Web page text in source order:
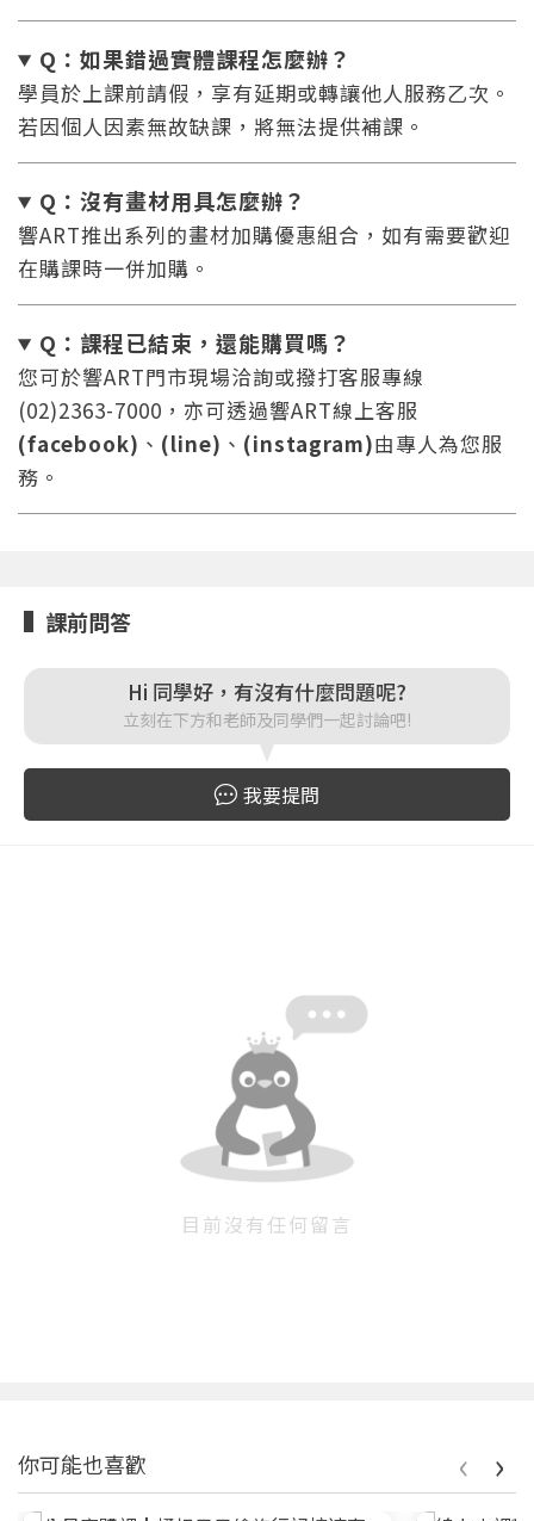
登入
忘記密碼 註冊
您將收到一封Email，請依照信件中的指示重新登
入。
系統偵測到您的帳號重複登入，
點擊下方「確定」將前一位使用者強制登出。
確定
Q：如果錯過實體課程怎麼辦？
學員於上課前請假，享有延期或轉讓他人服務乙次。
若因個人因素無故缺課，將無法提供補課。
Q：沒有畫材用具怎麼辦？
響ART推出系列的畫材加購優惠組合，如有需要歡迎
在購課時一併加購。
Q：課程已結束，還能購買嗎？
您可於響ART門市現場洽詢或撥打客服專線
(02)2363-7000，亦可透過響ART線上客服
(facebook) 、 (line) 、 (instagram)由專人為您服
務。
課前問答
Hi 同學好，有沒有什麼問題呢?
立刻在下方和老師及同學們一起討論吧!
我要提問
目前沒有任何留言
你可能也喜歡 ‹ ›